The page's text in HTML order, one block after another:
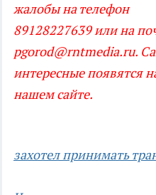
жалобы на телефон
89128227639 или на
pgorod@rntmedia.ru.
интересные появятся
нашем сайте.
захотел принимать